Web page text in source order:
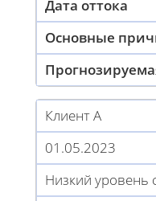
Дата оттока
Основные
Клиент A
01.05.2023
Низкий уровень